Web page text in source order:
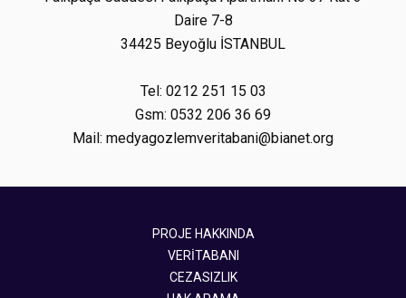
Daire 7-8
34425 Beyoğlu İSTANBUL
Tel: 0212 251 15 03
Gsm: 0532 206 36 69
Mail: medyagozlemveritabani@bianet.org
PROJE HAKKINDA
VERİTABANI
CEZASIZLIK